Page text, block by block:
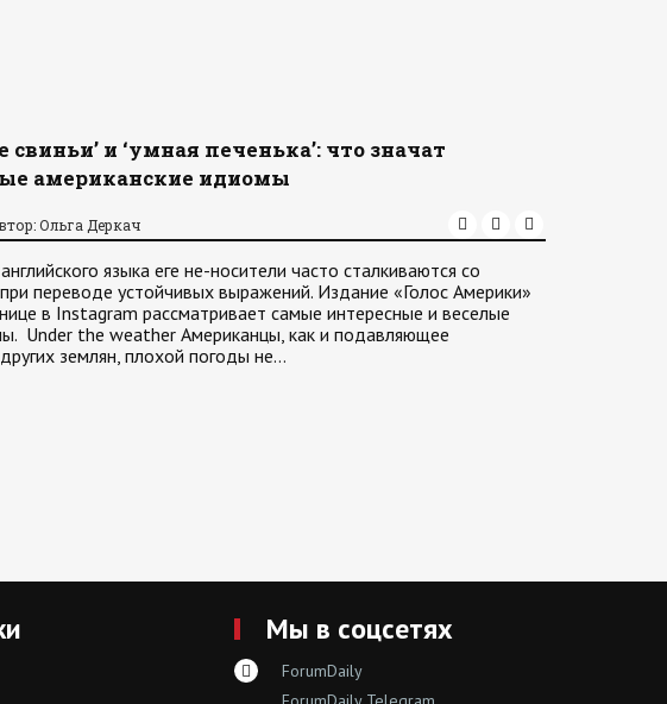
и ‘умная печенька’: что значат
американские идиомы
Ольга Деркач
языка еге не-носители часто сталкиваются со
переводе устойчивых выражений. Издание «Голос Америки»
в Instagram рассматривает самые интересные и веселые
Under the weather Американцы, как и подавляющее
землян, плохой погоды не…
Мы в соцсетях
ForumDaily